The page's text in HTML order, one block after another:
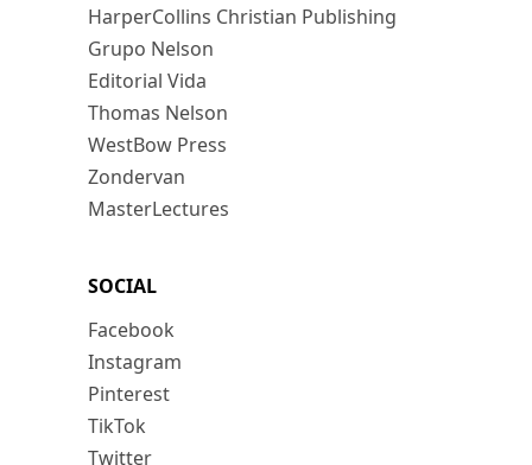
HarperCollins Christian Publishing
Grupo Nelson
Editorial Vida
Thomas Nelson
WestBow Press
Zondervan
MasterLectures
SOCIAL
Facebook
Instagram
Pinterest
TikTok
Twitter